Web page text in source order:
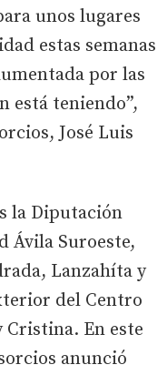
unos lugares
estas semanas
por las
está teniendo”,
José Luis
la Diputación
Ávila Suroeste,
Lanzahíta y
del Centro
Cristina. En este
anunció